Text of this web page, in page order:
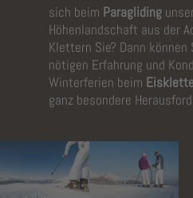
sich beim Paragliding
Höhenlandschaft aus der
Klettern Sie? Dann
nötigen Erfahrung und
Winterferien beim
ganz besondere